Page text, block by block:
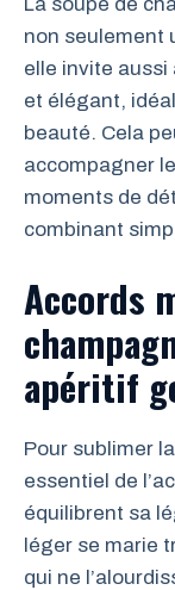
non seulement
elle invite
et élégant,
beauté. Cela
accompagner
moments de
combinant
Accords
apéritif
Pour sublimer
essentiel de
équilibrent sa
léger se marie
qui ne